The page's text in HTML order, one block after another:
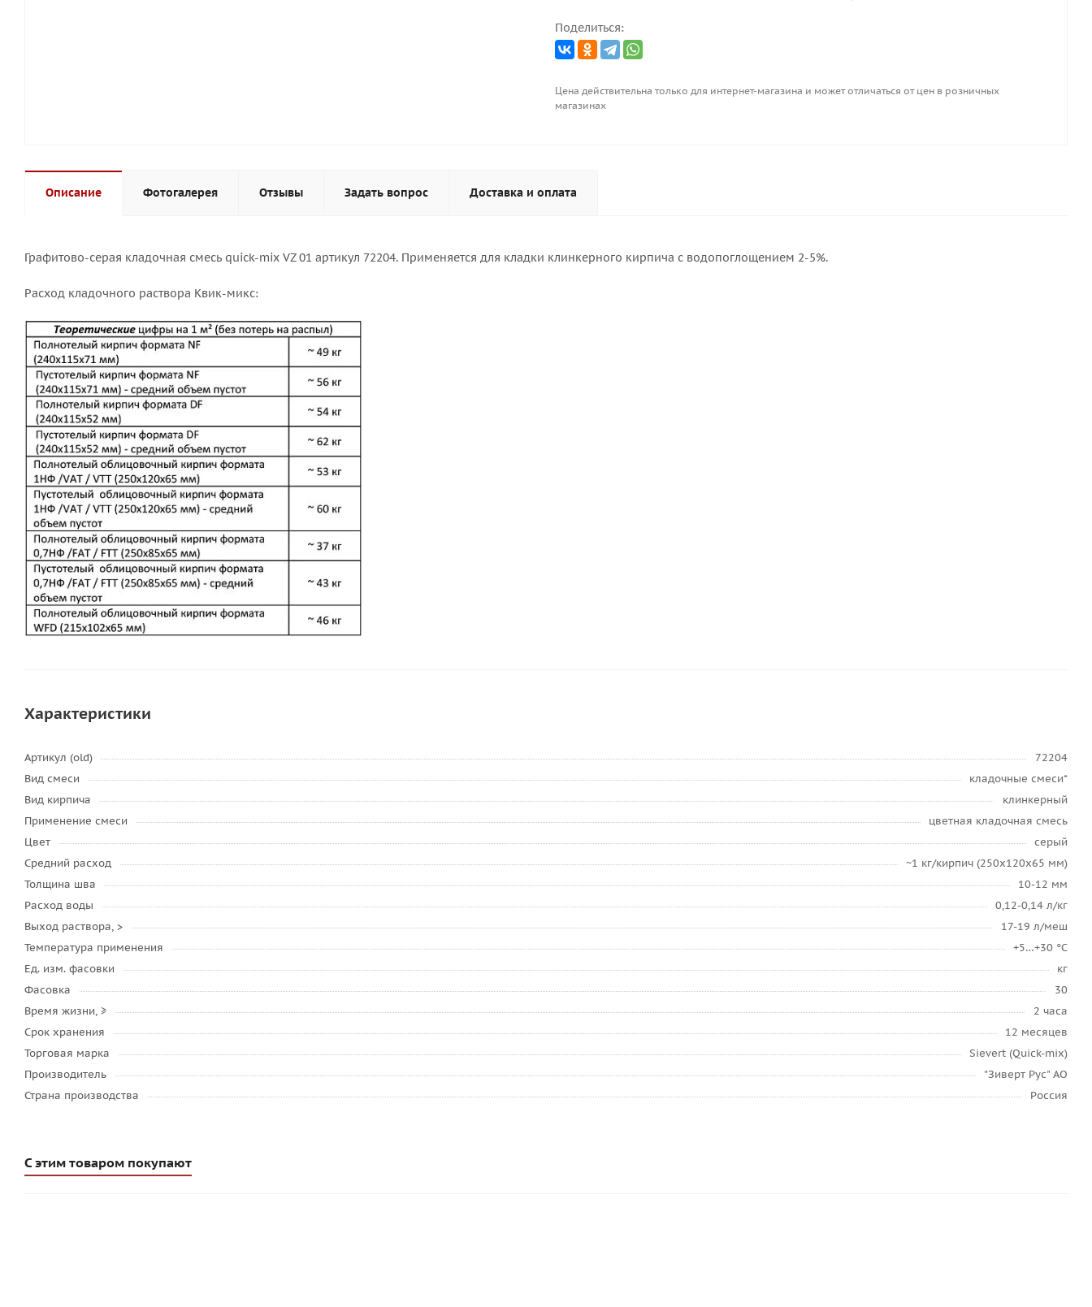
Поделиться:
Цена действительна только для интернет-магазина и может отличаться от цен в розничных
магазинах
Описание Фотогалерея Отзывы Задать вопрос Доставка и оплата
Графитово-серая кладочная смесь quick-mix VZ 01 артикул 72204. Применяется для кладки клинкерного кирпича с водопоглощением 2-5%.
Расход кладочного раствора Квик-микс:
Характеристики
Артикул (old)
72204
Вид смеси
кладочные смеси*
Вид кирпича
клинкерный
Применение смеси
цветная кладочная смесь
Цвет
серый
Средний расход
~1 кг/кирпич (250х120х65 мм)
Толщина шва
10-12 мм
Расход воды
0,12-0,14 л/кг
Выход раствора, >
17-19 л/меш
Температура применения
+5…+30 °C
Ед. изм. фасовки
кг
Фасовка
30
Время жизни, ≥
2 часа
Срок хранения
12 месяцев
Торговая марка
Sievert (Quick-mix)
Производитель
"Зиверт Рус" АО
Страна производства
Россия
С этим товаром покупают